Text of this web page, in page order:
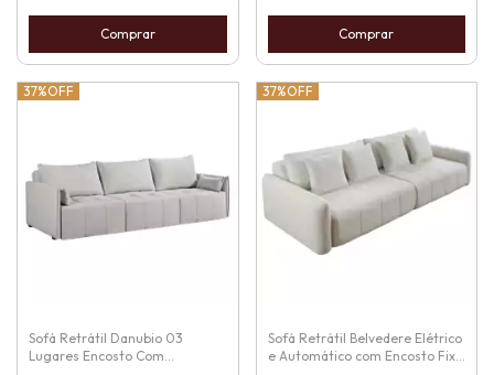
Comprar Comprar
37%OFF
Sofá Retrátil Danubio 03
Lugares Encosto Com
37%OFF
Sofá Retrátil Belvedere Elétrico
e Automático com Encosto Fixo